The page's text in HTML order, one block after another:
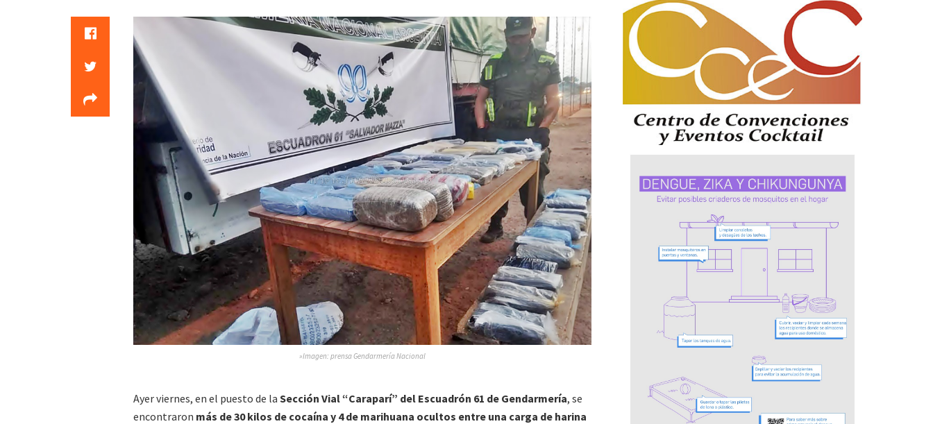
»Imagen: prensa Gendarmería Nacional
Ayer viernes, en el puesto de la Sección Vial “Caraparí” del Escuadrón 61 de Gendarmería, se
encontraron más de 30 kilos de cocaína y 4 de marihuana ocultos entre una carga de harina